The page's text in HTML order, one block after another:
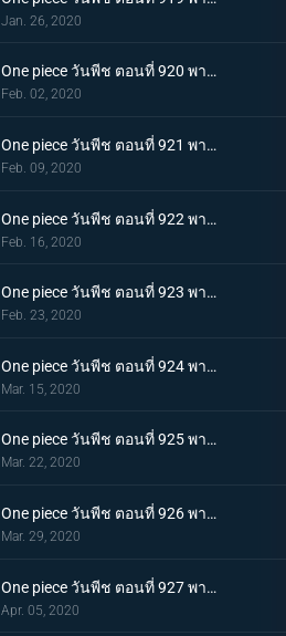
Jan. 26, 2020
One piece วันพีช ตอนที่ 920 พากย์ไทย ร้านสุดดัง! โซบะหมายเลข 18 ของซันจิ!
Feb. 02, 2020
One piece วันพีช ตอนที่ 921 พากย์ไทย ความงดงามตระการตา สาวงามแห่งประเทศวาโนะ โคมุราซากิ
Feb. 09, 2020
One piece วันพีช ตอนที่ 922 พากย์ไทย ตำนานลูกผู้ชาย! การเดินทางของโซโลและโทโนะยาสุ!
Feb. 16, 2020
One piece วันพีช ตอนที่ 923 พากย์ไทย สถานการณ์ฉุกเฉิน บิ๊กมัมย่างกรายสู่วาโนะ!
Feb. 23, 2020
One piece วันพีช ตอนที่ 924 พากย์ไทย เมืองในความโกลาหล! นักฆ่าหน้าใหม่ที่หมายหัวซันจิ
Mar. 15, 2020
One piece วันพีช ตอนที่ 925 พากย์ไทย การต่อสู้ครั้งใหญ่! ผู้พิทักษ์หน้ากากโซบะ!
Mar. 22, 2020
One piece วันพีช ตอนที่ 926 พากย์ไทย เข้าตาจน โอโรจิโอนิวาบังที่แสนอันตราย
Mar. 29, 2020
One piece วันพีช ตอนที่ 927 พากย์ไทย ขุมนรก! พญาอสรพิษผู้น่าสะพรึง โชกุนโอโรจิ
Apr. 05, 2020